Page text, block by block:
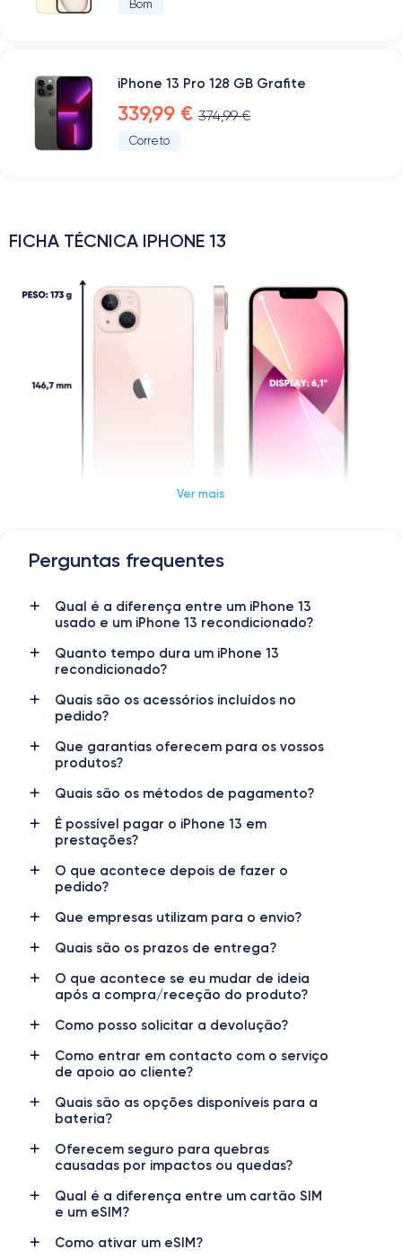
Bom
iPhone 13 Pro 128 GB Grafite
339,99 € 374,99 €
Correto
FICHA TÉCNICA IPHONE 13
Dimensões e peso do iPhone 13
Data de lançamento
24/09/2021
Sistema operativo
iOS (iOS 26)
Dimensões
4 GB 128,256,512 GB
Nome do chip
Chip A15 Bionic
Nome do GPU
Câmara Câmara frontal
Resolução de vídeo
4K - 3840 x 2160 px
Carregamento rápido
Sim, mínimo 18W
Bateria
3240 mAh
Tipo de SIM
Rede móvel
Ver mais
Perguntas frequentes
Qual é a diferença entre um iPhone 13
usado e um iPhone 13 recondicionado?
Quanto tempo dura um iPhone 13
recondicionado?
Quais são os acessórios incluídos no
pedido?
Que garantias oferecem para os vossos
produtos?
Quais são os métodos de pagamento?
É possível pagar o iPhone 13 em
prestações?
O que acontece depois de fazer o
pedido?
Que empresas utilizam para o envio?
Quais são os prazos de entrega?
O que acontece se eu mudar de ideia
após a compra/receção do produto?
Como posso solicitar a devolução?
Como entrar em contacto com o serviço
de apoio ao cliente?
Quais são as opções disponíveis para a
bateria?
Oferecem seguro para quebras
causadas por impactos ou quedas?
Qual é a diferença entre um cartão SIM
e um eSIM?
Como ativar um eSIM?